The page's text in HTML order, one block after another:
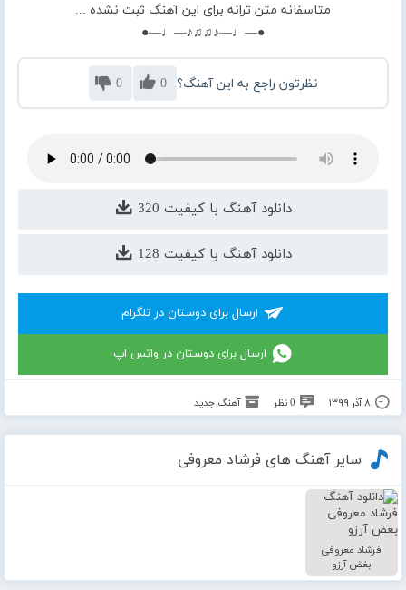
متاسفانه متن ترانه برای این آهنگ ثبت نشده ...
●—♩—♪♫♫♪—♩—●
نظرتون راجع به این آهنگ؟ 0
0
دانلود آهنگ با کیفیت 320
دانلود آهنگ با کیفیت 128
ارسال برای دوستان در تلگرام
ارسال برای دوستان در واتس اپ
۸ آذر ۱۳۹۹ 0 نظر آهنگ جدید
سایر آهنگ های فرشاد معروفی
فرشاد معروفی
بغض آرزو